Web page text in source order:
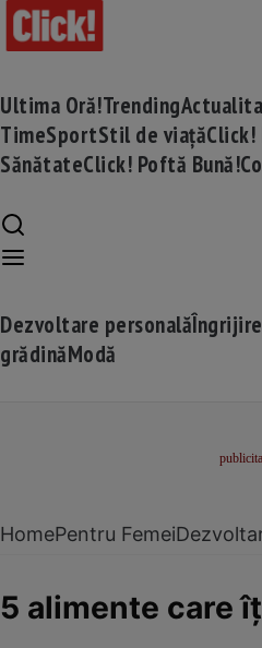
Ultima Oră!Trending
TimeSportStil de viațăClick!
SănătateClick! Poftă Bună!
Dezvoltare personală
grădinăModă
HomePentru Femei
5 alimente care